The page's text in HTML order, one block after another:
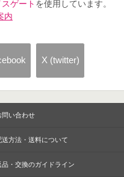
ゲート を使用しています。
内
X (twitter)
問い合わせ
送方法・送料について
品・交換のガイドライン